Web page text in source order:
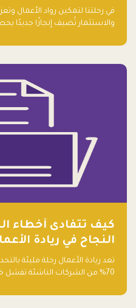
ريادة الأعمال الصاعدة
في رحلتنا لتمكين رواد الأعمال
والاستثمار تُضيف إنجازًا جديدًا
كيف تتفادى أخطاء
النجاح في ريادة
تعد ريادة الأعمال رحلة مليئة
70% من الشركات الناشئة تفشل
الكثيرون في بداية رحلتهم، وهي